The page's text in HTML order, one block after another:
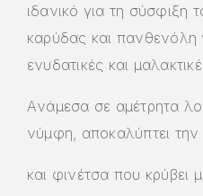
ιδανικό για τη σύσφιξη
καρύδας και πανθενόλη
ενυδατικές και
Aνάμεσα σε αμέτρητα
νύμφη, αποκαλύπτει την
και φινέτσα που κρύβει